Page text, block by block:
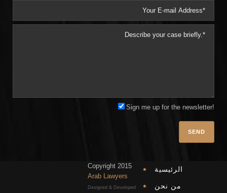
Sign me up for the newsletter!
الرئيسية
من نحن
Copyright 2015
Arab Lawyers
Designed & Developed